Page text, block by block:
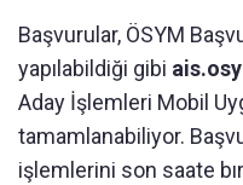
Başvurular, ÖSYM
yapılabildiği gibi
Aday İşlemleri Mobil
tamamlanabiliyor.
işlemlerini son saate